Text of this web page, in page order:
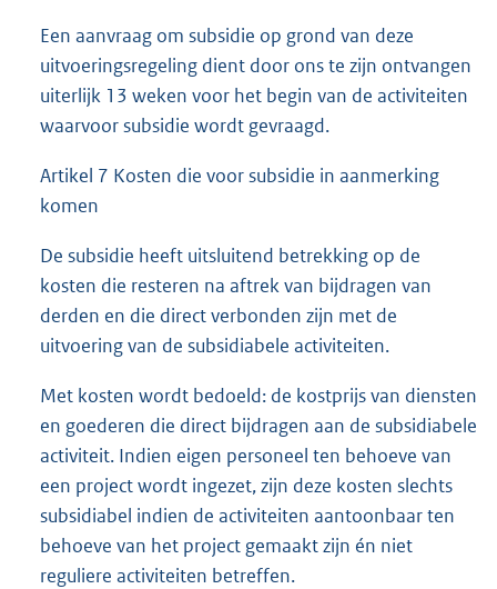
Een aanvraag om subsidie op grond van deze
uitvoeringsregeling dient door ons te zijn ontvangen
uiterlijk 13 weken voor het begin van de activiteiten
waarvoor subsidie wordt gevraagd.
Artikel 7 Kosten die voor subsidie in aanmerking
komen
De subsidie heeft uitsluitend betrekking op de
kosten die resteren na aftrek van bijdragen van
derden en die direct verbonden zijn met de
uitvoering van de subsidiabele activiteiten.
Met kosten wordt bedoeld: de kostprijs van diensten
en goederen die direct bijdragen aan de subsidiabele
activiteit. Indien eigen personeel ten behoeve van
een project wordt ingezet, zijn deze kosten slechts
subsidiabel indien de activiteiten aantoonbaar ten
behoeve van het project gemaakt zijn én niet
reguliere activiteiten betreffen.